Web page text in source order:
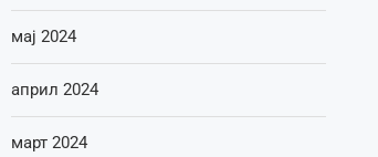
мај 2024
април 2024
март 2024